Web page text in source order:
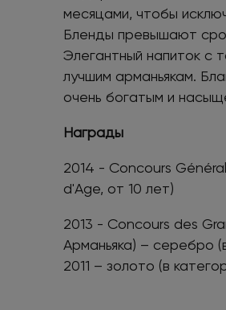
месяцами, чтобы
Бленды превышают
Элегантный напиток с
лучшим арманьякам.
очень богатым и
Награды
2014 - Concours
d'Age, от 10 лет)
2013 - Concours des
Арманьяка) – серебро
2011 – золото (в